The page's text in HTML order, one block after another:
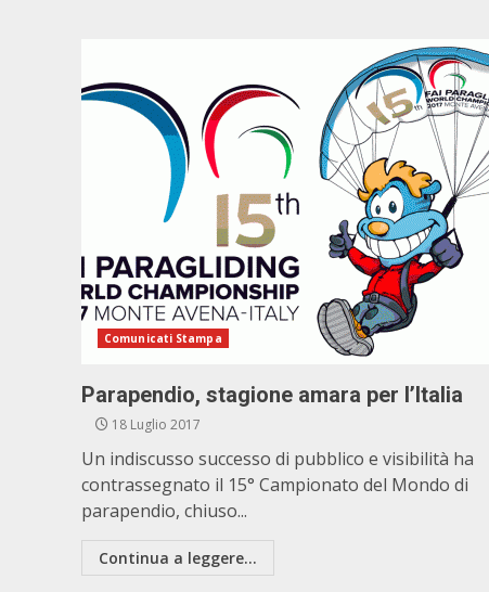
Comunicati Stampa
Parapendio, stagione amara per l’Italia
18 Luglio 2017
Un indiscusso successo di pubblico e visibilità ha
contrassegnato il 15° Campionato del Mondo di
parapendio, chiuso...
Continua a leggere...